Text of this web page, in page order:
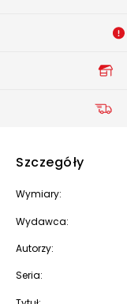
Szczegóły
Wymiary:
Wydawca:
Autorzy:
Seria: